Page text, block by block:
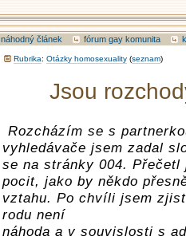
náhodný článek fórum gay komunita
Rubrika: Otázky homosexuality (seznam)
Jsou
Rozcházím se s
vyhledávače jsem zadal
se na stránky 004.
pocit, jako by někdo
vztahu. Po chvíli jsem
rodu není
náhoda a v souvislosti s